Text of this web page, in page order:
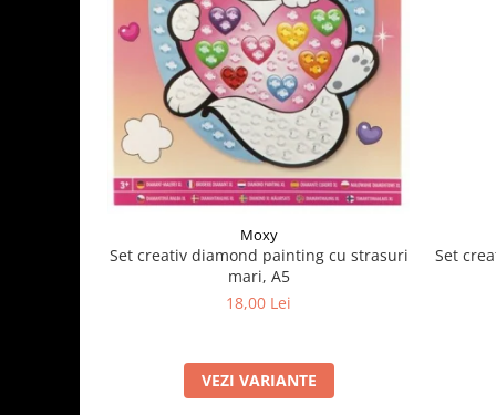
Moxy
Set creativ diamond painting cu strasuri
mari, A5
18,00 Lei
VEZI VARIANTE
Set